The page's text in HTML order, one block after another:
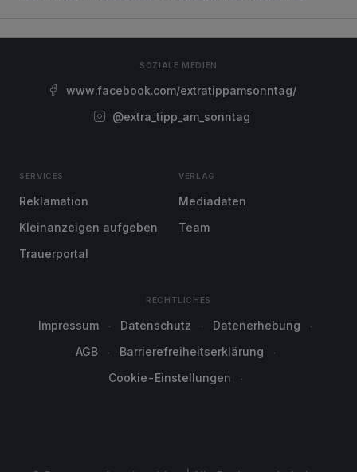
SOZIALE MEDIEN
www.facebook.com/extratippamsonntag/
@extra_tipp_am_sonntag
SERVICES
Reklamation
Kleinanzeigen aufgeben
Trauerportal
VERLAG
Mediadaten
Team
RECHTLICHES
Impressum Datenschutz
Datenerhebung
AGB
Barrierefreiheitserklärung
Cookie-Einstellungen